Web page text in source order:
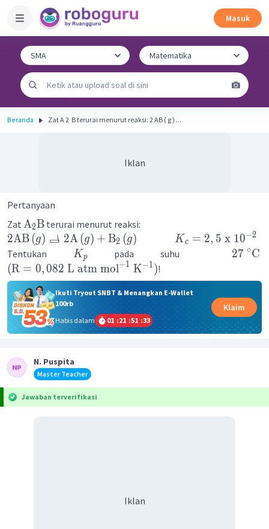
Masuk
Beranda Zat A 2 ​ B terurai menurut reaksi: 2 AB ( g ) ...
Iklan
Pertanyaan
Zat A2B terurai menurut reaksi:
2AB(g) ⇄ 2A(g) + B2 (g) K c = 2, 5 x 10−2
Tentukan K p pada suhu 27 ∘C
(R = 0,082 L atm mol−1 K−1 )!
Ikuti Tryout SNBT & Menangkan E-Wallet
100rb
Habis dalam
01 :21 :51 :33
Klaim
N. Puspita
Master Teacher
Jawaban terverifikasi
Iklan